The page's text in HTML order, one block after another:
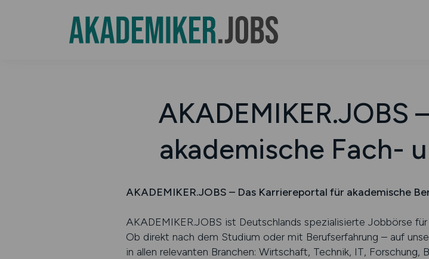
AKADEMIKER.JOBS
akademische Fach-
AKADEMIKER.JOBS – Das Karriereportal für akademische
AKADEMIKER.JOBS ist Deutschlands spezialisierte Jobbörse
Ob direkt nach dem Studium oder mit Berufserfahrung – auf
in allen relevanten Branchen: Wirtschaft, Technik, IT, Forschung,